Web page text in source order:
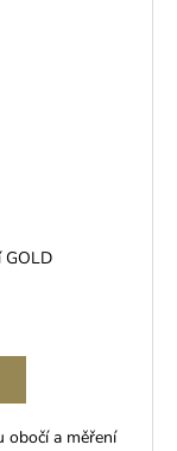
GOLD
obočí a měření